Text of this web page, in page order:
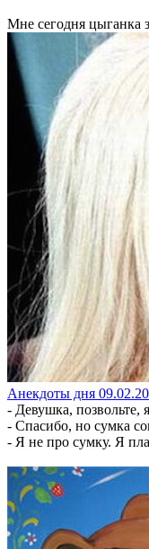
Мне сегодня цыганка
Анекдоты дня
- Девушка, позвольте,
- Спасибо, но сумка
- Я не про сумку. Я